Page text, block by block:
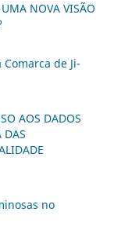
NOVA VISÃO
de Ji-
AOS DADOS
DAS
no